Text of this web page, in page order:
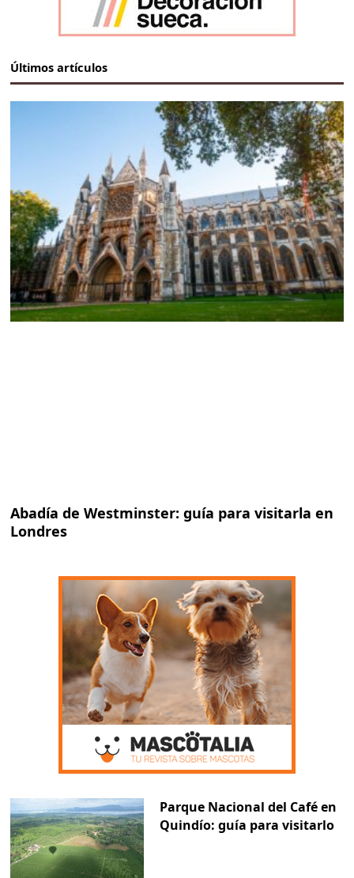
Últimos artículos
Abadía de Westminster: guía para visitarla en
Londres
Parque Nacional del Café en
Quindío: guía para visitarlo